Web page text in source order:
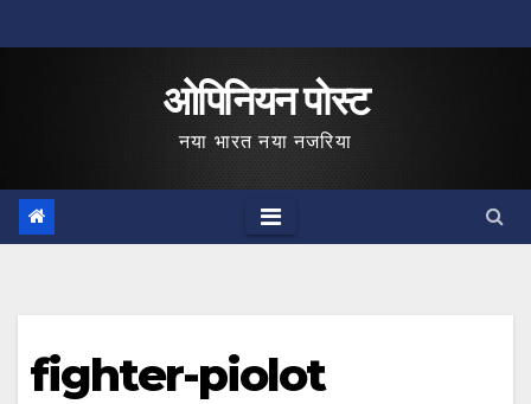
to
ओपिनियन पोस्ट
नया भारत नया नजरिया
fighter-piolot